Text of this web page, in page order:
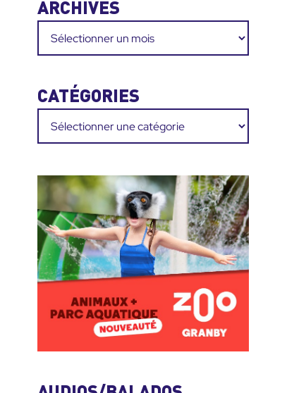
ARCHIVES
Archives
CATÉGORIES
Catégories